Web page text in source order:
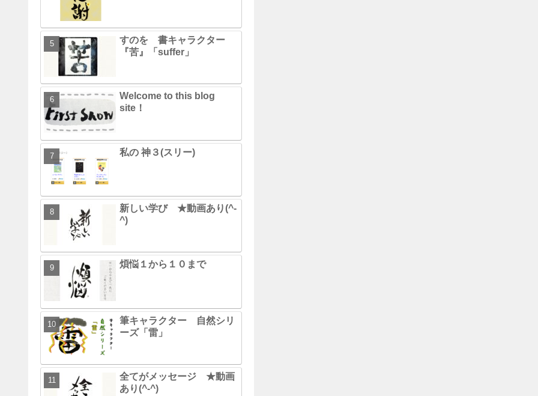
すのを 書キャラクター
『苦』「suffer」
Welcome to this blog
site！
私の 神３(スリー)
新しい学び ★動画あり(^-
^)
煩悩１から１０まで
筆キャラクター 自然シリ
ーズ「雷」
全てがメッセージ ★動画
あり(^-^)